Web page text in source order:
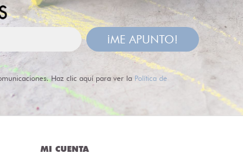
¡ME APUNTO!
Haz clic aquí para ver la Política de
MI CUENTA